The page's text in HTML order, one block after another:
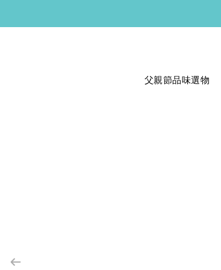
父親節品味選物